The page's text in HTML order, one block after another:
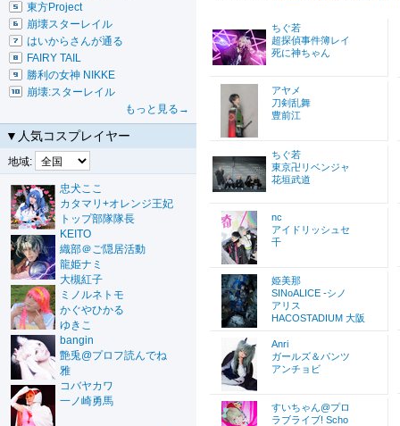
東方Project
崩壊スターレイル
はいからさんが通る
FAIRY TAIL
勝利の女神 NIKKE
崩壊:スターレイル
もっと見る→
▼人気コスプレイヤー
地域:
忠犬ここ
カタマリ+オレンジ王妃
トップ部隊隊長
KEITO
織部＠ご隠居活動
龍姫ナミ
大槻紅子
ミノルネトモ
かぐやひかる
ゆきこ
bangin
艶兎@プロフ読んでね
雅
コバヤカワ
一ノ崎勇馬
ちぐ若
超探偵事件簿レイ
死に神ちゃん
アヤメ
刀剣乱舞
豊前江
ちぐ若
東京卍リベンジャ
花垣武道
nc
アイドリッシュセ
千
姫美那
SINoALICE -シノ
アリス
HACOSTADIUM 大阪
Anri
ガールズ＆パンツ
アンチョビ
すいちゃん@プロ
ラブライブ! Scho